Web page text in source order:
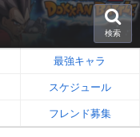
検索
最強キャラ
スケジュール
フレンド募集